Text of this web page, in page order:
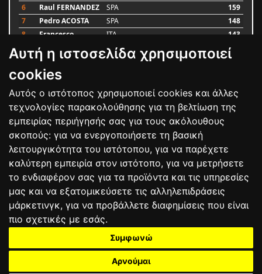
Αυτή η ιστοσελίδα χρησιμοποιεί
cookies
Αυτός ο ιστότοπος χρησιμοποιεί cookies και άλλες
τεχνολογίες παρακολούθησης για τη βελτίωση της
εμπειρίας περιήγησής σας για τους ακόλουθους
σκοπούς: για να ενεργοποιήσετε τη βασική
λειτουργικότητα του ιστότοπου, για να παρέχετε
καλύτερη εμπειρία στον ιστότοπο, για να μετρήσετε
το ενδιαφέρον σας για τα προϊόντα και τις υπηρεσίες
μας και να εξατομικεύσετε τις αλληλεπιδράσεις
μάρκετινγκ, για να προβάλλετε διαφημίσεις που είναι
πιο σχετικές με εσάς.
Συμφωνώ
Αρνούμαι
6 Raul FERNANDEZ SPA
159
7
Pedro ACOSTA SPA
148
8
Francesco ITA 143
9 Alex MARQUEZ SPA
Luca MARINI
Bαθμολογία
ΟΡΟΙ ΧΡΗΣΗΣΠΟΛΙΤΙΚΗ ΠΡΟΣΤΑΣΙΑΣ
ΑΓΩΝΕΣΑΠΟΤΕΛΕΣΜΑΤΑΑΓΟΡΑ